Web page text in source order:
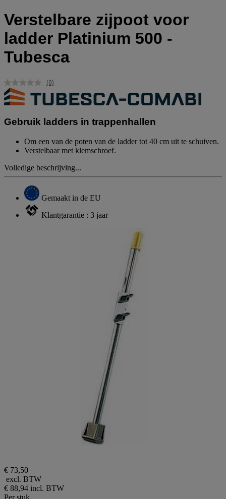
Verstelbare zijpoot voor
ladder Platinium 500 -
Tubesca
Geen
scorewaarde.
Dezelfde
(0)
Gebruik ladders in trappenhallen
Om een van de poten van de ladder tot 40 cm uit te schuiven.
Verstelbaar met klemschroef.
Volledige beschrijving...
Gemaakt in de EU
Klantgarantie : 3 jaar
€ 73,50
excl. BTW
€ 88,94 incl. BTW